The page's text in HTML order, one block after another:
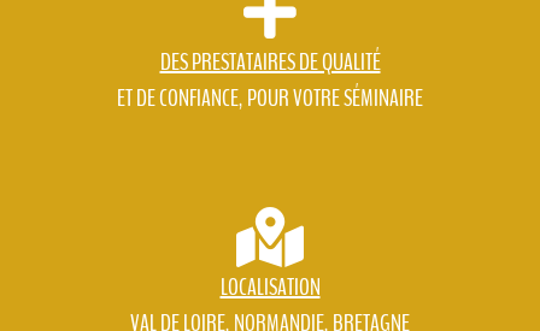
DES PRESTATAIRES DE QUALITÉ
ET DE CONFIANCE, POUR VOTRE SÉMINAIRE
LOCALISATION
VAL DE LOIRE, NORMANDIE, BRETAGNE